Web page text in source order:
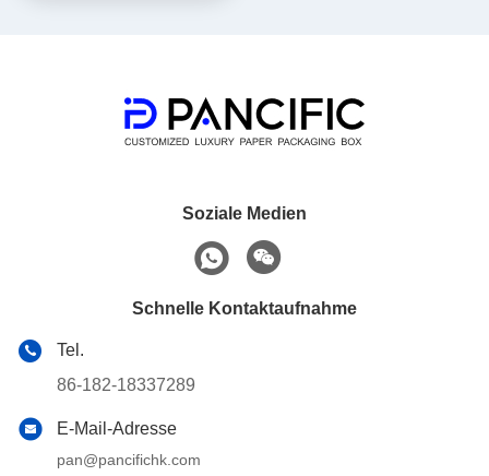
Soziale Medien
Schnelle Kontaktaufnahme
Tel.
86-182-18337289
E-Mail-Adresse
pan@pancifichk.com